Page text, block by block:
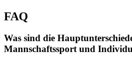
FAQ
Was sind die
Mannschaftssport und